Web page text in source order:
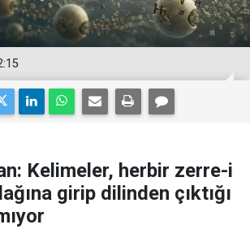
Kelimeler, herbir zerre-i
girip dilinden çıktığı